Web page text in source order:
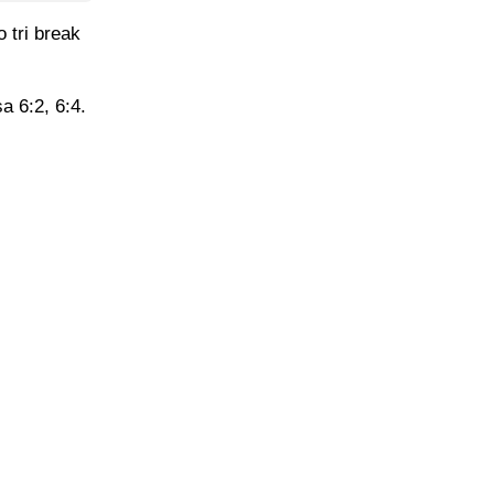
tri break
6:2, 6:4.